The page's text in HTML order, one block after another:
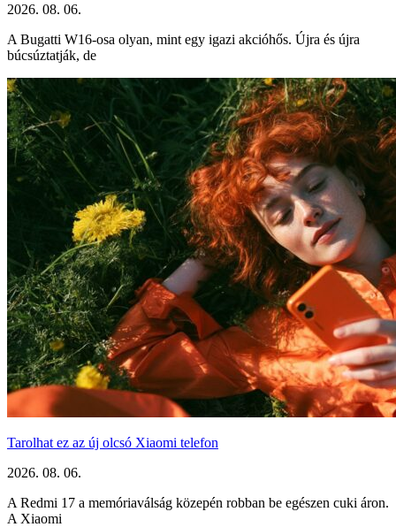
2026. 08. 06.
A Bugatti W16-osa olyan, mint egy igazi akcióhős. Újra és újra
búcsúztatják, de
Tarolhat ez az új olcsó Xiaomi telefon
2026. 08. 06.
A Redmi 17 a memóriaválság közepén robban be egészen cuki áron.
A Xiaomi